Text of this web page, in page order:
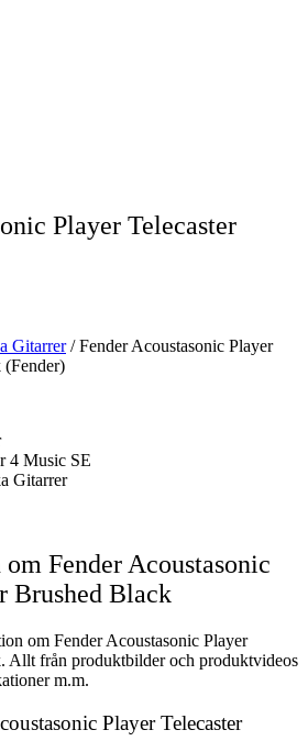
Player Telecaster
Gitarrer/ Fender Acoustasonic Player
(Fender)
4 Music SE
Gitarrer
Fender Acoustasonic
Brushed Black
om Fender Acoustasonic Player
Allt från produktbilder och produktvideos
m.m.
Player Telecaster